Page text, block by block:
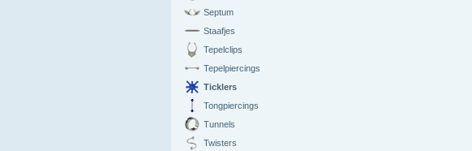
Septum
Staafjes
Tepelclips
Tepelpiercings
Ticklers
Tongpiercings
Tunnels
Twisters